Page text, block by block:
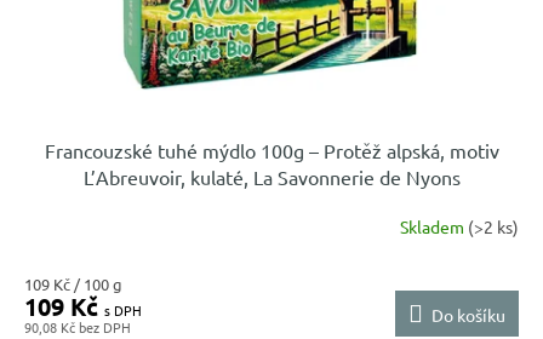
Francouzské tuhé mýdlo 100g – Protěž alpská, motiv
L’Abreuvoir, kulaté, La Savonnerie de Nyons
Skladem (>2 ks)
90,08 Kč
109 Kč
Měrná
cena:
109 Kč / 100 g
Do košíku